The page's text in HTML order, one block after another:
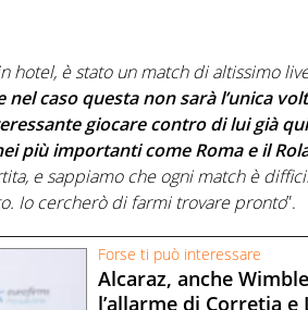
hotel, è stato un match di altissimo
nel caso questa non sarà l’unica
giocare contro di lui già
più importanti come Roma e il
e sappiamo che ogni match è
Io cercherò di farmi trovare pronto”.
Forse ti può interessare
Alcaraz, anche
l’allarme di Corretja e